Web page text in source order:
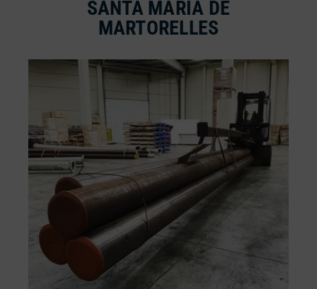
SANTA MARIA DE
MARTORELLES